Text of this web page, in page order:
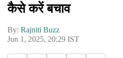
कैसे करें बचाव
By: Rajniti Buzz
Jun 1, 2025, 20:29 IST